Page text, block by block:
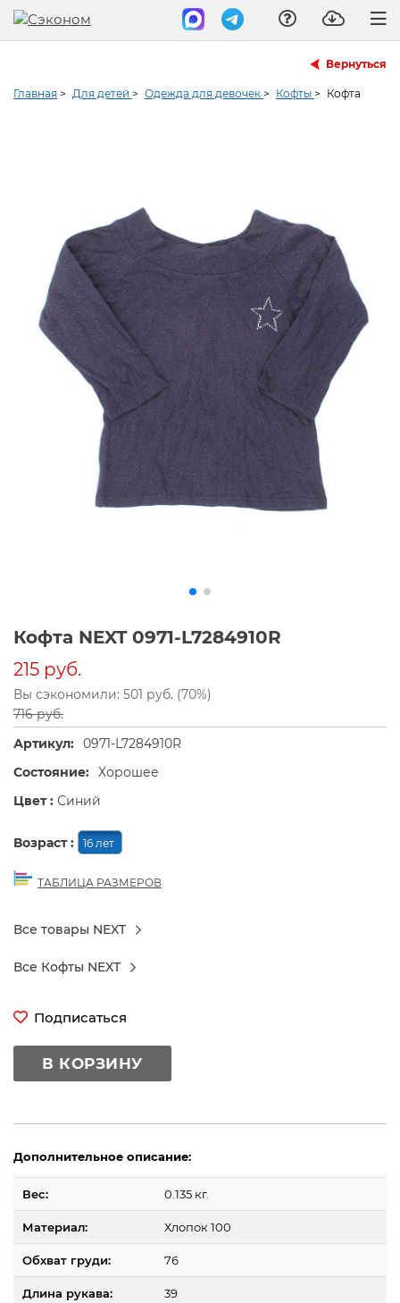
Вернуться
Главная > Для детей > Одежда для девочек > Кофты > Кофта
Кофта NEXT 0971-L7284910R
215 руб.
Вы сэкономили: 501 руб. (70%)
716 руб.
Артикул: 0971-L7284910R
Состояние: Хорошее
Цвет : Синий
Возраст : 16 лет
ТАБЛИЦА РАЗМЕРОВ
Все товары NEXT
Все Кофты NEXT
Подписаться
В КОРЗИНУ
Дополнительное описание:
Вес: 0.135 кг.
Материал: Хлопок 100
Обхват груди: 76
Длина рукава: 39